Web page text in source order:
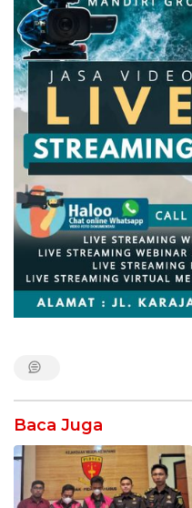
Baca Juga